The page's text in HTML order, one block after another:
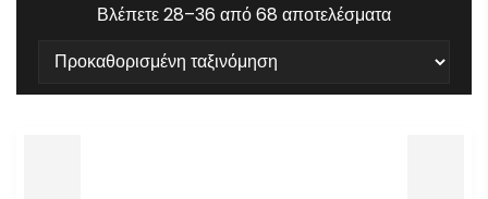
Βλέπετε 28–36 από 68 αποτελέσματα